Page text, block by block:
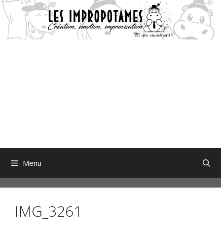
Aller
au
contenu
Menu
IMG_3261